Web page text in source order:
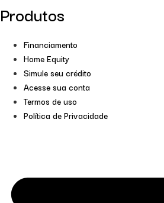
Produtos
Financiamento
Home Equity
Simule seu crédito
Acesse sua conta
Termos de uso
Política de Privacidade